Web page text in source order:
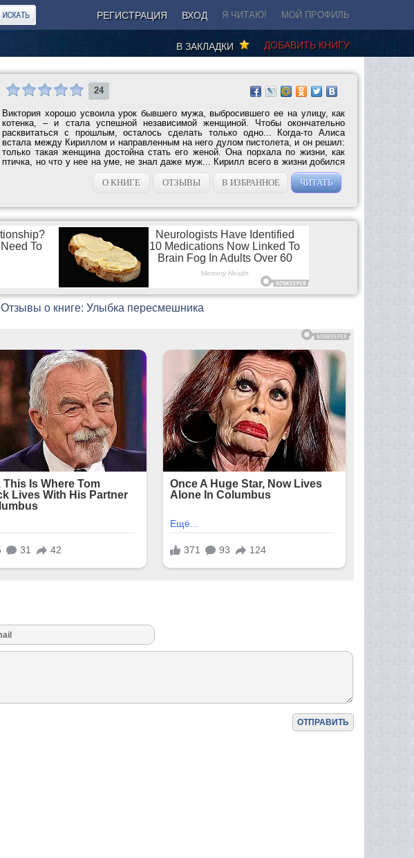
РЕГИСТРАЦИЯ ВХОД Я ЧИТАЮ! МОЙ ПРОФИЛЬ
ДОБАВИТЬ КНИГУ
В ЗАКЛАДКИ
24
Виктория хорошо усвоила урок бывшего мужа, выбросившего ее на улицу, как
котенка, – и стала успешной независимой женщиной. Чтобы окончательно
расквитаться с прошлым, осталось сделать только одно... Когда-то Алиса
встала между Кириллом и направленным на него дулом пистолета, и он решил:
только такая женщина достойна стать его женой. Она порхала по жизни, как
птичка, но что у нее на уме, не знал даже муж... Кирилл всего в жизни добился
О КНИГЕ
ОТЗЫВЫ В ИЗБРАННОЕ ЧИТАТЬ
Отзывы о книге: Улыбка пересмешника